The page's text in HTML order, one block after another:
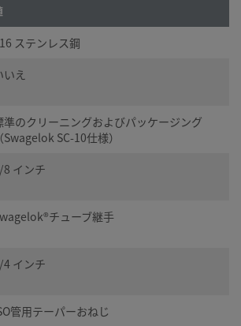
ステンレス鋼
いえ
準のクリーニングおよびパッケージング
（Swagelok SC-10仕様）
8 インチ
チューブ継手
4 インチ
管用テーパーおねじ